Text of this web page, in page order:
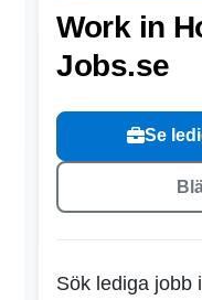
Work in
Jobs.se
Se
Sök lediga jobb